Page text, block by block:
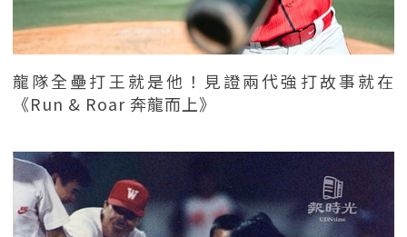
龍隊全壘打王就是他！見證兩代強打故事就在
《Run & Roar 奔龍而上》